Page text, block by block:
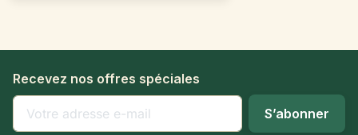
Recevez nos offres spéciales